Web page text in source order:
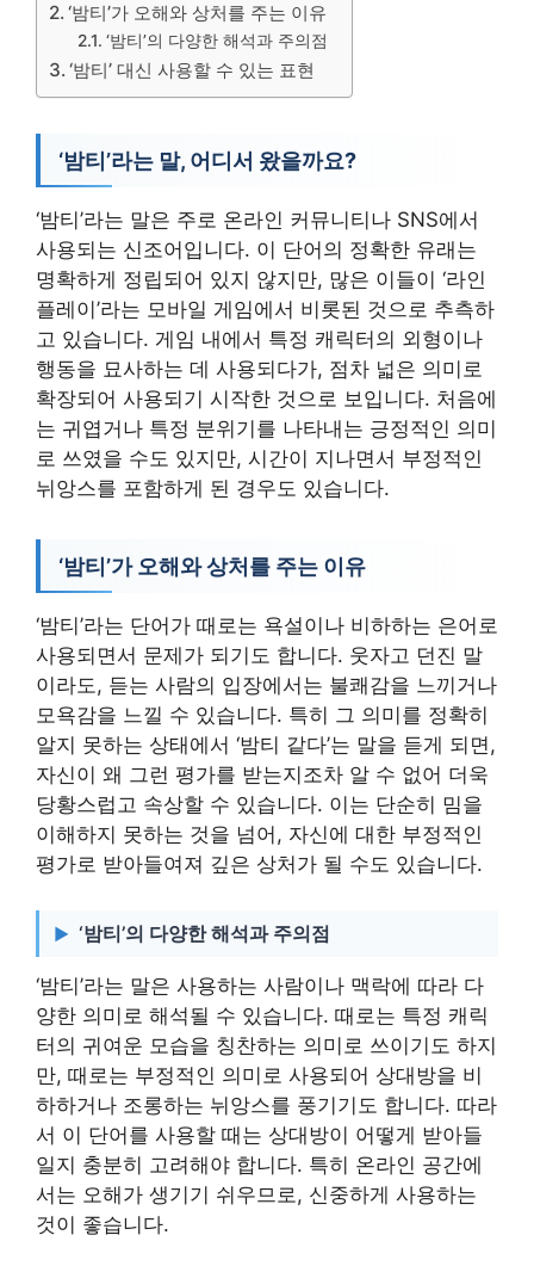
‘밤티’가 오해와 상처를 주는 이유
‘밤티’의 다양한 해석과 주의점
‘밤티’ 대신 사용할 수 있는 표현
‘밤티’라는 말, 어디서 왔을까요?
‘밤티’라는 말은 주로 온라인 커뮤니티나 SNS에서
사용되는 신조어입니다. 이 단어의 정확한 유래는
명확하게 정립되어 있지 않지만, 많은 이들이 ‘라인
플레이’라는 모바일 게임에서 비롯된 것으로 추측하
고 있습니다. 게임 내에서 특정 캐릭터의 외형이나
행동을 묘사하는 데 사용되다가, 점차 넓은 의미로
확장되어 사용되기 시작한 것으로 보입니다. 처음에
는 귀엽거나 특정 분위기를 나타내는 긍정적인 의미
로 쓰였을 수도 있지만, 시간이 지나면서 부정적인
뉘앙스를 포함하게 된 경우도 있습니다.
‘밤티’가 오해와 상처를 주는 이유
‘밤티’라는 단어가 때로는 욕설이나 비하하는 은어로
사용되면서 문제가 되기도 합니다. 웃자고 던진 말
이라도, 듣는 사람의 입장에서는 불쾌감을 느끼거나
모욕감을 느낄 수 있습니다. 특히 그 의미를 정확히
알지 못하는 상태에서 ‘밤티 같다’는 말을 듣게 되면,
자신이 왜 그런 평가를 받는지조차 알 수 없어 더욱
당황스럽고 속상할 수 있습니다. 이는 단순히 밈을
이해하지 못하는 것을 넘어, 자신에 대한 부정적인
평가로 받아들여져 깊은 상처가 될 수도 있습니다.
‘밤티’의 다양한 해석과 주의점
‘밤티’라는 말은 사용하는 사람이나 맥락에 따라 다
양한 의미로 해석될 수 있습니다. 때로는 특정 캐릭
터의 귀여운 모습을 칭찬하는 의미로 쓰이기도 하지
만, 때로는 부정적인 의미로 사용되어 상대방을 비
하하거나 조롱하는 뉘앙스를 풍기기도 합니다. 따라
서 이 단어를 사용할 때는 상대방이 어떻게 받아들
일지 충분히 고려해야 합니다. 특히 온라인 공간에
서는 오해가 생기기 쉬우므로, 신중하게 사용하는
것이 좋습니다.